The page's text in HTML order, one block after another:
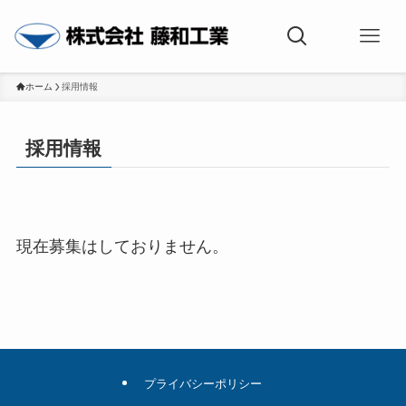
ホーム 採用情報
採用情報
現在募集はしておりません。
プライバシーポリシー